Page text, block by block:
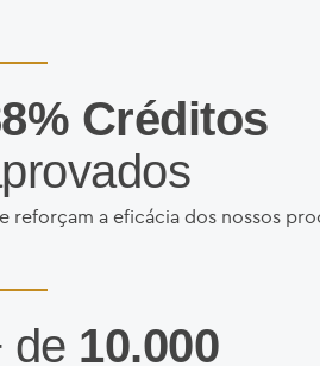
Créditos
reforçam a eficácia dos nossos
de 10.000